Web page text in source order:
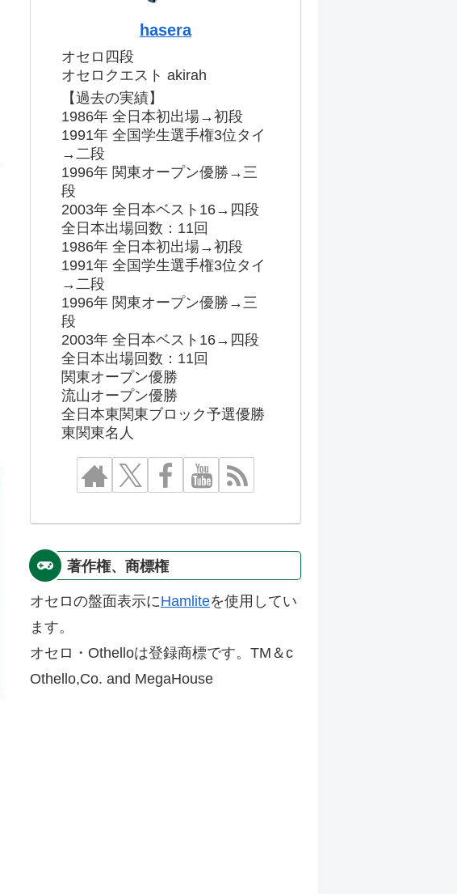
hasera
オセロ四段
オセロクエスト akirah
【過去の実績】
1986年 全日本初出場→初段
1991年 全国学生選手権3位タイ
→二段
1996年 関東オープン優勝→三
段
2003年 全日本ベスト16→四段
全日本出場回数：11回
1986年 全日本初出場→初段
1991年 全国学生選手権3位タイ
→二段
1996年 関東オープン優勝→三
段
2003年 全日本ベスト16→四段
全日本出場回数：11回
関東オープン優勝
流山オープン優勝
全日本東関東ブロック予選優勝
東関東名人
著作権、商標権
オセロの盤面表示にHamliteを使用してい
ます。
オセロ・Othelloは登録商標です。TM＆c
Othello,Co. and MegaHouse